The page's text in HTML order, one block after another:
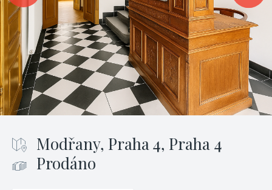
Modřany, Praha 4, Praha 4
Prodáno